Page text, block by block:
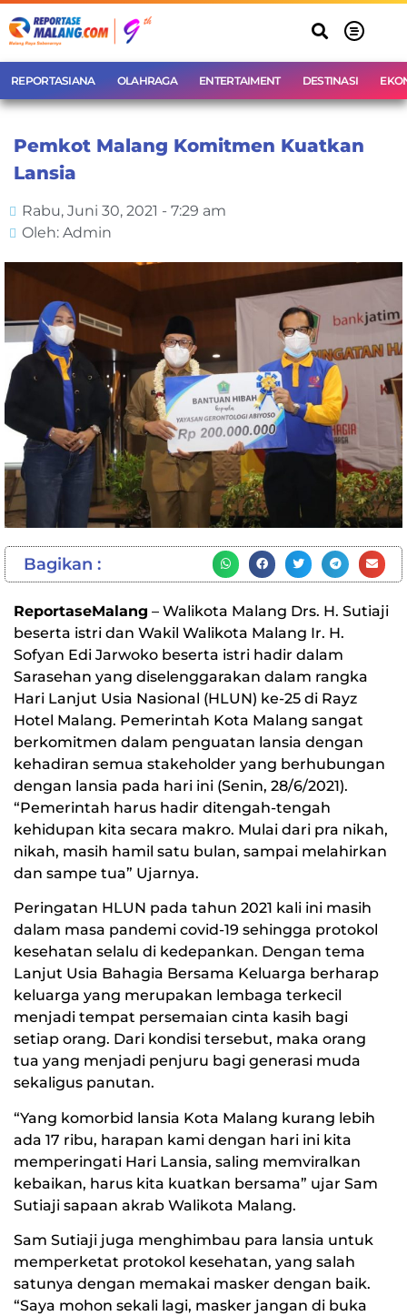
REPORTASIANA OLAHRAGA ENTERTAIMENT DESTINASI
Pemkot Malang Komitmen Kuatkan
Lansia
Rabu, Juni 30, 2021 - 7:29 am
Oleh: Admin
Bagikan :
ReportaseMalang – Walikota Malang Drs. H. Sutiaji
beserta istri dan Wakil Walikota Malang Ir. H.
Sofyan Edi Jarwoko beserta istri hadir dalam
Sarasehan yang diselenggarakan dalam rangka
Hari Lanjut Usia Nasional (HLUN) ke-25 di Rayz
Hotel Malang. Pemerintah Kota Malang sangat
berkomitmen dalam penguatan lansia dengan
kehadiran semua stakeholder yang berhubungan
dengan lansia pada hari ini (Senin, 28/6/2021).
“Pemerintah harus hadir ditengah-tengah
kehidupan kita secara makro. Mulai dari pra nikah,
nikah, masih hamil satu bulan, sampai melahirkan
dan sampe tua” Ujarnya.
Peringatan HLUN pada tahun 2021 kali ini masih
dalam masa pandemi covid-19 sehingga protokol
kesehatan selalu di kedepankan. Dengan tema
Lanjut Usia Bahagia Bersama Keluarga berharap
keluarga yang merupakan lembaga terkecil
menjadi tempat persemaian cinta kasih bagi
setiap orang. Dari kondisi tersebut, maka orang
tua yang menjadi penjuru bagi generasi muda
sekaligus panutan.
“Yang komorbid lansia Kota Malang kurang lebih
ada 17 ribu, harapan kami dengan hari ini kita
memperingati Hari Lansia, saling memviralkan
kebaikan, harus kita kuatkan bersama” ujar Sam
Sutiaji sapaan akrab Walikota Malang.
Sam Sutiaji juga menghimbau para lansia untuk
memperketat protokol kesehatan, yang salah
satunya dengan memakai masker dengan baik.
“Saya mohon sekali lagi, masker jangan di buka